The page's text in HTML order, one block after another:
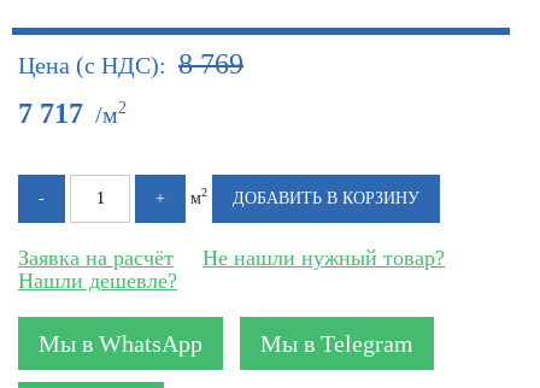
Цена (с НДС): 8 769
7 717 /м2
м2
Заявка на расчёт
Не нашли нужный товар?
Нашли дешевле?
Мы в WhatsApp Мы в Telegram